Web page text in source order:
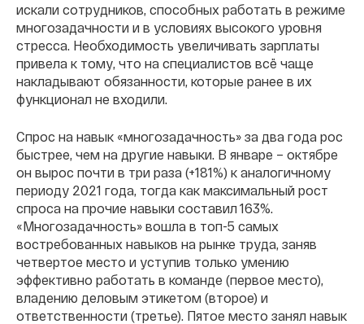
искали сотрудников, способных работать в режиме
многозадачности и в условиях высокого уровня
стресса. Необходимость увеличивать зарплаты
привела к тому, что на специалистов всё чаще
накладывают обязанности, которые ранее в их
функционал не входили.
Спрос на навык «многозадачность» за два года рос
быстрее, чем на другие навыки. В январе – октябре
он вырос почти в три раза (+181%) к аналогичному
периоду 2021 года, тогда как максимальный рост
спроса на прочие навыки составил 163%.
«Многозадачность» вошла в топ-5 самых
востребованных навыков на рынке труда, заняв
четвертое место и уступив только умению
эффективно работать в команде (первое место),
владению деловым этикетом (второе) и
ответственности (третье). Пятое место занял навык